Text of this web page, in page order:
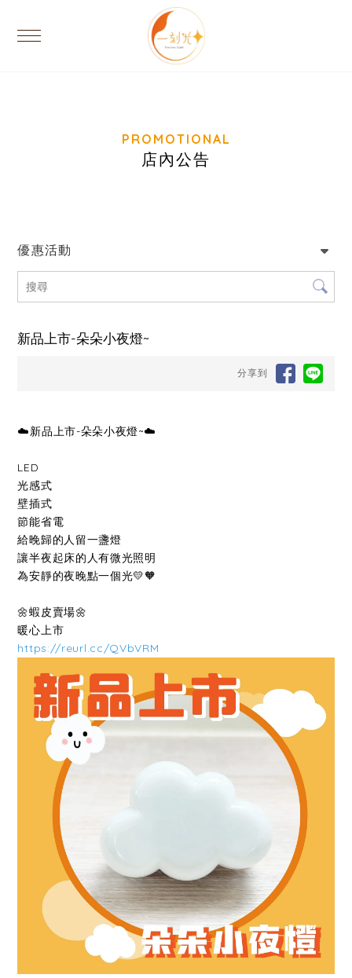
店內公告
優惠活動
新品上市-朵朵小夜燈~
分享到
☁️新品上市-朵朵小夜燈~☁️
LED
光感式
壁插式
節能省電
給晚歸的人留一盞燈
讓半夜起床的人有微光照明
為安靜的夜晚點一個光💛🧡
🌼蝦皮賣場🌼
暖心上市
https://reurl.cc/QVbVRM